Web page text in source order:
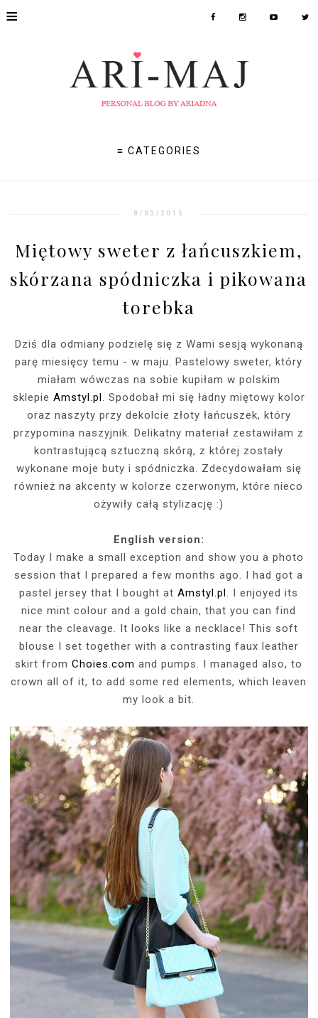
≡
≡ CATEGORIES
8/03/2015
Miętowy sweter z łańcuszkiem,
skórzana spódniczka i pikowana
torebka
Dziś dla odmiany podzielę się z Wami sesją wykonaną
parę miesięcy temu - w maju. Pastelowy sweter, który
miałam wówczas na sobie kupiłam w polskim
sklepie Amstyl.pl. Spodobał mi się ładny miętowy kolor
oraz naszyty przy dekolcie złoty łańcuszek, który
przypomina naszyjnik. Delikatny materiał zestawiłam z
kontrastującą sztuczną skórą, z której zostały
wykonane moje buty i spódniczka. Zdecydowałam się
również na akcenty w kolorze czerwonym, które nieco
ożywiły całą stylizację :)
English version:
Today I make a small exception and show you a photo
session that I prepared a few months ago. I had got a
pastel jersey that I bought atAmstyl.pl. I enjoyed its
nice mint colour and a gold chain, that you can find
near the cleavage. It looks like a necklace! This soft
blouse I set together with a contrasting faux leather
skirt fromChoies.com and pumps. I managed also, to
crown all of it, to add some red elements, which leaven
my look a bit.